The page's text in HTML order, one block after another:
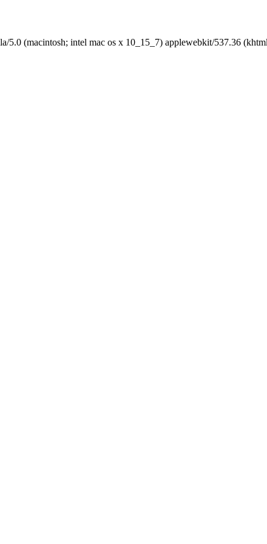
(macintosh; intel mac os x 10_15_7) applewebkit/537.36